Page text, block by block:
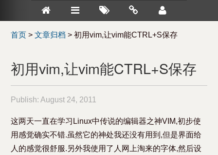
首页 >文章归档 >初用vim,让vim能CTRL+S保存
初用vim,让vim能CTRL+S保存
Publish:August 24, 2011
这两天一直在学习Linux中传说的编辑器之神VIM,初步使
用感觉确实不错.虽然它的神处我还没有用到,但是界面给
人的感觉很舒服.另外我使用了人网上淘来的字体,然后设